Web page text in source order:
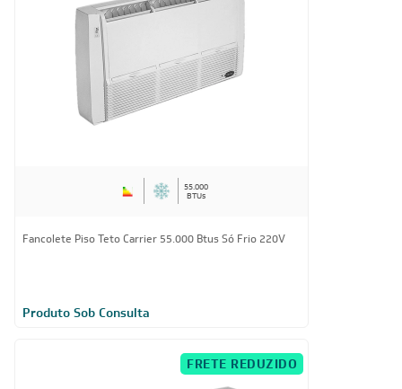
55.000
BTUs
Fancolete Piso Teto Carrier 55.000 Btus Só Frio 220V
Produto Sob Consulta
FRETE REDUZIDO